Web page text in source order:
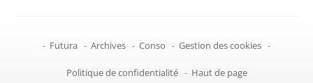
- Futura - Archives - Conso - Gestion des cookies -
Politique de confidentialité - Haut de page